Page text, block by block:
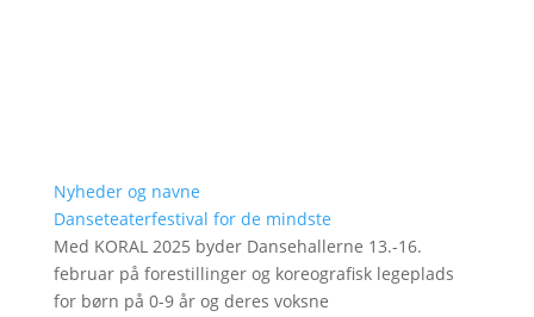
Nyheder og navne
Danseteaterfestival for de mindste
Med KORAL 2025 byder Dansehallerne 13.-16.
februar på forestillinger og koreografisk legeplads
for børn på 0-9 år og deres voksne